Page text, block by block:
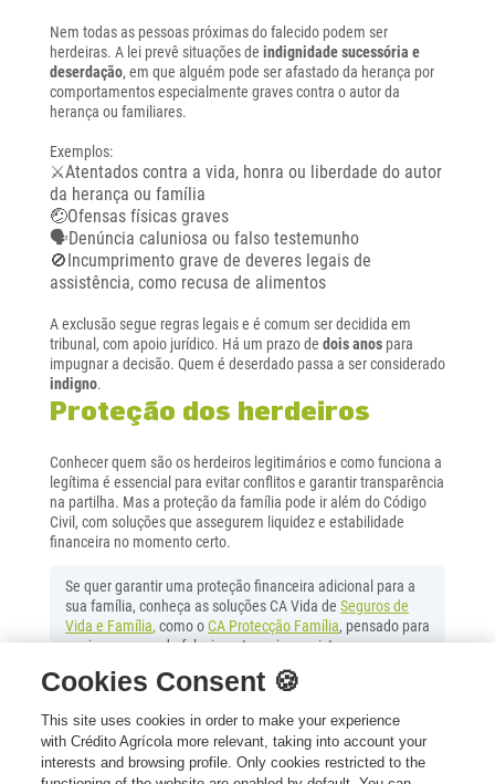
Nem todas as pessoas próximas do falecido podem ser
herdeiras. A lei prevê situações de indignidade sucessória e
deserdação, em que alguém pode ser afastado da herança por
comportamentos especialmente graves contra o autor da
herança ou familiares.
Exemplos:
⚔️Atentados contra a vida, honra ou liberdade do autor
da herança ou família
🤕Ofensas físicas graves
🗣️Denúncia caluniosa ou falso testemunho
🚫Incumprimento grave de deveres legais de
assistência, como recusa de alimentos
A exclusão segue regras legais e é comum ser decidida em
tribunal, com apoio jurídico. Há um prazo de dois anos para
impugnar a decisão. Quem é deserdado passa a ser considerado
indigno.
Proteção dos herdeiros
Conhecer quem são os herdeiros legitimários e como funciona a
legítima é essencial para evitar conflitos e garantir transparência
na partilha. Mas a proteção da família pode ir além do Código
Civil, com soluções que assegurem liquidez e estabilidade
financeira no momento certo.
Se quer garantir uma proteção financeira adicional para a
sua família, conheça as soluções CA Vida de Seguros de
Vida e Família, como oCA Protecção Família, pensado para
apoiar em caso de falecimento ou imprevistos graves.
Cookies Consent 🍪
This site uses cookies in order to make your experience
with Crédito Agrícola more relevant, taking into account your
interests and browsing profile. Only cookies restricted to the